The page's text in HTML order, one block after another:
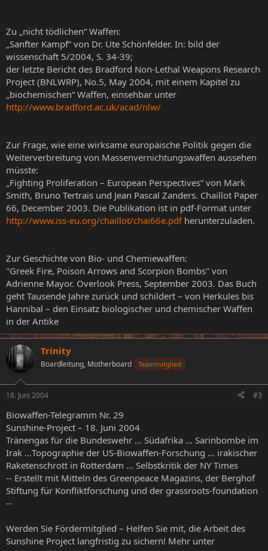
Zu „nicht tödlichen“ Waffen:
„Sanfter Kampf“ von Dr. Ute Schönfelder. In: bild der
wissenschaft 5/2004, S. 34-39;
der letzte Bericht des Bradford Non-Lethal Weapons Research
Project (BNLWRP), No.5, May 2004, mit einem Kapitel zu
„biochemischen“ Waffen, einsehbar unter
http://www.bradford.ac.uk/acad/nlw/
Zur Frage, wie eine wirksame europäische Politik gegen die
Weiterverbreitung von Massenvernichtungswaffen aussehen
müsste:
„Fighting Proliferation – European Perspectives“ von Mark
Smith, Bruno Tertrais und Jean Pascal Zanders. Chaillot Paper
66, December 2003. Die Publikation ist in pdf-Format unter
http://www.iss-eu.org/chaillot/chai66e.pdfherunterzuladen.
Zur Geschichte von Bio- und Chemiewaffen:
"Greek Fire, Poison Arrows and Scorpion Bombs" von
Adrienne Mayor. Overlook Press, September 2003. Das Buch
geht Tausende Jahre zurück und schildert – von Herkules bis
Hannibal – den Einsatz biologischer und chemischer Waffen
in der Antike
Trinity
Boardleitung, Motherboard Teammitglied
18. Juni 2004 #3
Biowaffen-Telegramm Nr. 29
Sunshine-Project – 18. Juni 2004
Tränengas für die Bundeswehr ... Südafrika … Sarinbombe im
Irak …Topographie der US-Biowaffen-Forschung … irakischer
Raketenschrott in Rotterdam … Selbstkritik der NY Times
-- Erstellt mit Mitteln des Greenpeace Magazins, der Berghof
Stiftung für Konfliktforschung und der grassroots-foundation
--
Werden Sie Fördermitglied – Helfen Sie mit, die Arbeit des
Sunshine Project langfristig zu sichern! Mehr unter